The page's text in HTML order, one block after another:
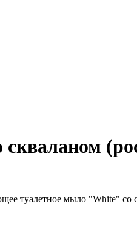
туалетное мыло "White" со